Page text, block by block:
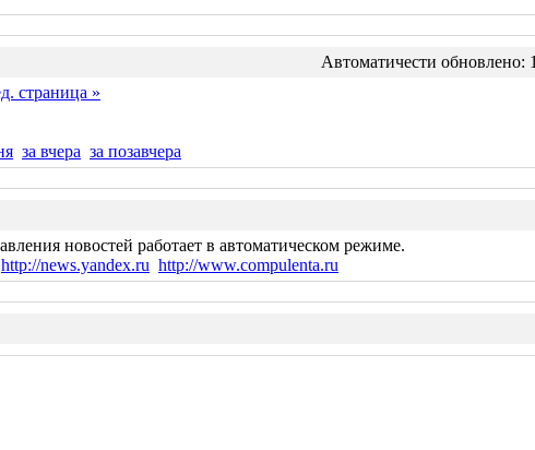
Автоматичести обновлено:
страница »
за вчера за позавчера
новостей работает в автоматическом режиме.
http://news.yandex.ru http://www.compulenta.ru